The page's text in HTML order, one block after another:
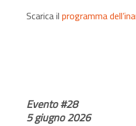
Scarica il programma
Evento #28
5 giugno 2026